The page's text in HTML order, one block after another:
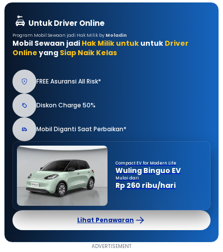
Untuk Driver Online
Program Mobil Sewaan jadi Hak Milik by Moladin
Mobil Sewaan jadi Hak Milik untuk untuk Driver
Online yang Siap Naik Kelas
FREE Asuransi All Risk*
Diskon Charge 50%
Mobil Diganti Saat Perbaikan*
Compact EV for Modern Life
Wuling Binguo EV
Mulai dari
Rp 260 ribu/hari
Lihat Penawaran